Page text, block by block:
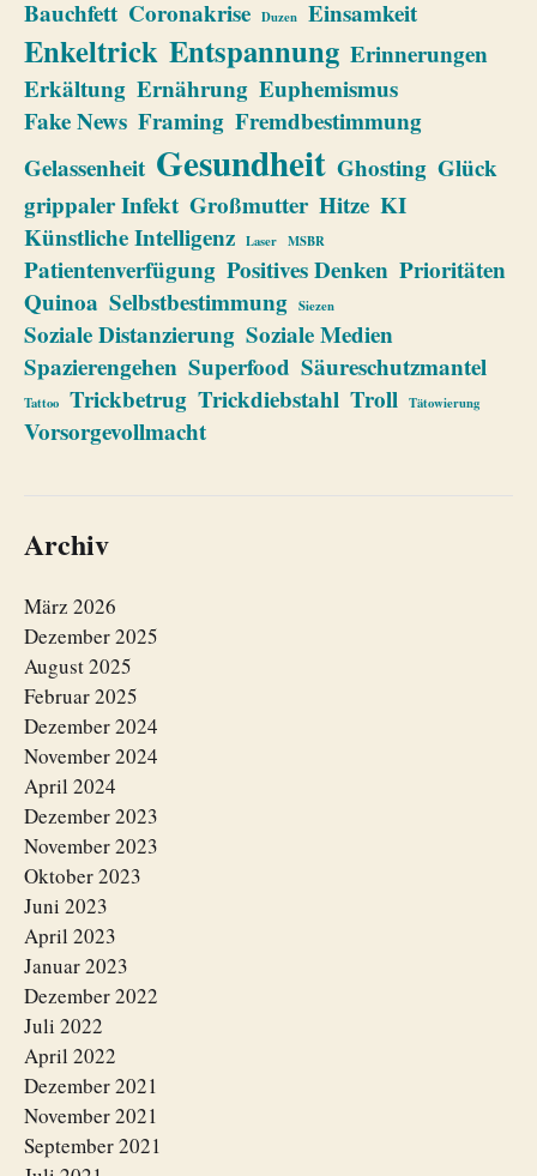
Bauchfett Coronakrise Duzen Einsamkeit
Enkeltrick Entspannung Erinnerungen
Erkältung Ernährung Euphemismus
Fake News Framing Fremdbestimmung
Gelassenheit Gesundheit Ghosting Glück
grippaler Infekt Großmutter Hitze KI
Künstliche Intelligenz Laser MSBR
Patientenverfügung Positives Denken Prioritäten
Quinoa Selbstbestimmung Siezen
Soziale Distanzierung Soziale Medien
Spazierengehen Superfood Säureschutzmantel
Tattoo Trickbetrug Trickdiebstahl Troll Tätowierung
Vorsorgevollmacht
Archiv
März 2026
Dezember 2025
August 2025
Februar 2025
Dezember 2024
November 2024
April 2024
Dezember 2023
November 2023
Oktober 2023
Juni 2023
April 2023
Januar 2023
Dezember 2022
Juli 2022
April 2022
Dezember 2021
November 2021
September 2021